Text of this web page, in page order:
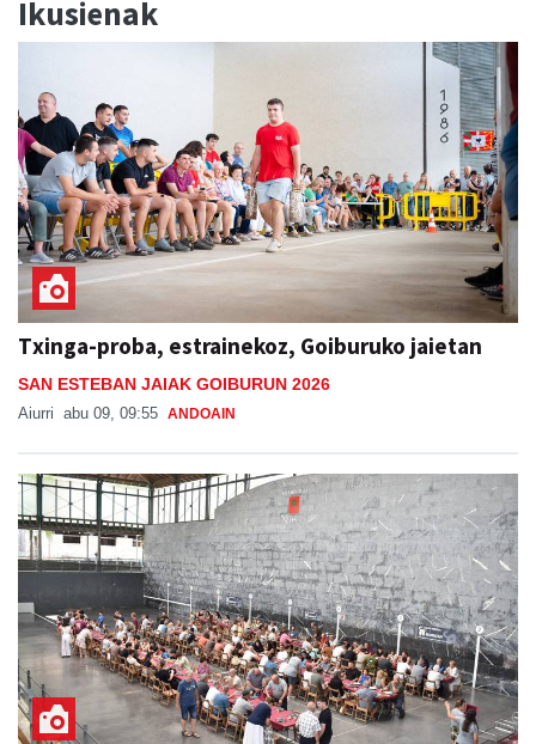
Ikusienak
Txinga-proba, estrainekoz, Goiburuko jaietan
SAN ESTEBAN JAIAK GOIBURUN 2026
Aiurri abu 09, 09:55 ANDOAIN